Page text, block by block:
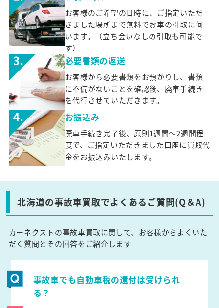
お客様のご希望の日時に、ご指定いただ
きました場所まで無料でお車の引取に伺
います。（立ち会いなしの引取も可能で
す）
必要書類の返送
お客様から必要書類をお預かりし、書類
に不備がないことを確認後、廃車手続き
を代行させていただきます。
お振込み
廃車手続き完了後、原則1週間～2週間程
度で、ご指定いただきました口座に買取代
金をお振込みいたします。
北海道の事故車買取でよくあるご質問(Q＆A)
カーネクストの事故車買取に関して、お客様からよくいた
だく質問とその回答をご紹介します
事故車でも自動車税の還付は受けられ
る？